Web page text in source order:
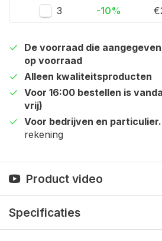
3
-10%
De voorraad die
op voorraad
Alleen kwaliteitsproducten
Voor 16:00 bestellen is
vrij)
Voor bedrijven en particulier.
rekening
Product video
Specificaties